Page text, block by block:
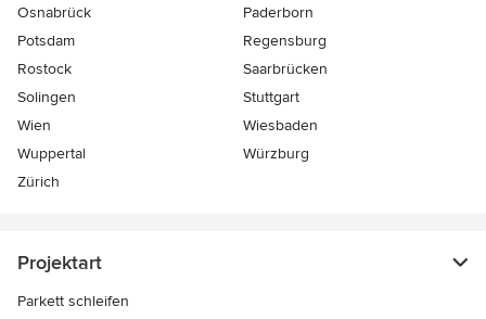
Osnabrück
Paderborn
Potsdam
Regensburg
Rostock
Saarbrücken
Solingen
Stuttgart
Wien
Wiesbaden
Wuppertal
Würzburg
Zürich
Projektart
Parkett schleifen